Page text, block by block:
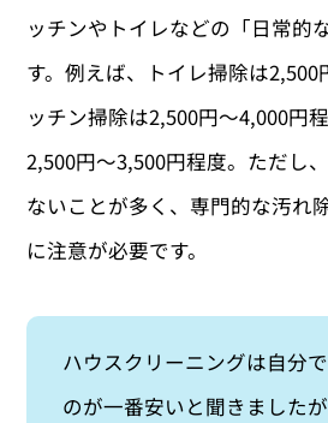
ッチンやトイレなどの「日常的
す。例えば、トイレ掃除は2,500
ッチン掃除は2,500円〜4,000円
2,500円〜3,500円程度。ただし
ないことが多く、専門的な汚れ
に注意が必要です。
ハウスクリーニングは自分
のが一番安いと聞きました